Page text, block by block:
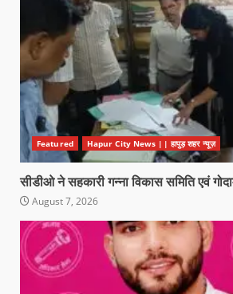
Featured Hapur City News || हापुड़ शहर न्यूज़
सीडीओ ने सहकारी गन्ना विकास समिति एवं
August 7, 2026